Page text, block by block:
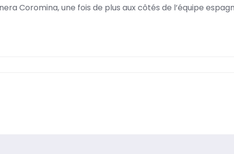
Coromina, une fois de plus aux côtés de l’équipe